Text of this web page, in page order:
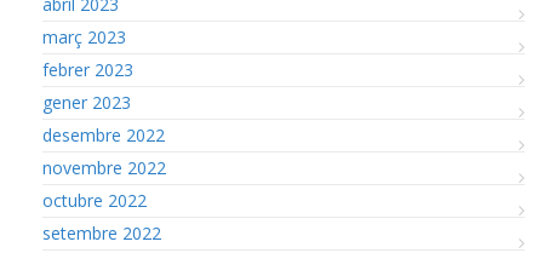
abril 2023
març 2023
febrer 2023
gener 2023
desembre 2022
novembre 2022
octubre 2022
setembre 2022